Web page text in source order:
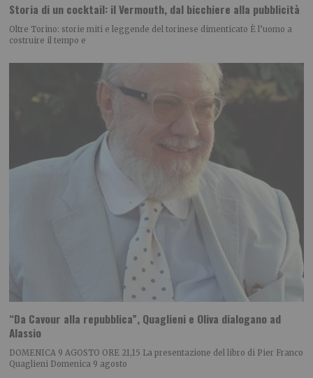
Storia di un cocktail: il Vermouth, dal bicchiere alla pubblicità
Oltre Torino: storie miti e leggende del torinese dimenticato È l’uomo a
costruire il tempo e
“Da Cavour alla repubblica”, Quaglieni e Oliva dialogano ad
Alassio
DOMENICA 9 AGOSTO ORE 21,15 La presentazione del libro di Pier Franco
Quaglieni Domenica 9 agosto